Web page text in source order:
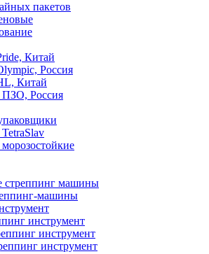
пакетов
Китай
Россия
Китай
ПЗО, Россия
стреппинг машины
машины
инструмент
инструмент
инструмент